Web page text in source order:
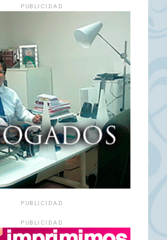
PUBLICIDAD
PUBLICIDAD
PUBLICIDAD